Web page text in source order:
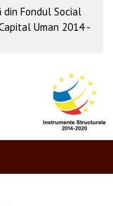
Fondul Social
Uman 2014 -